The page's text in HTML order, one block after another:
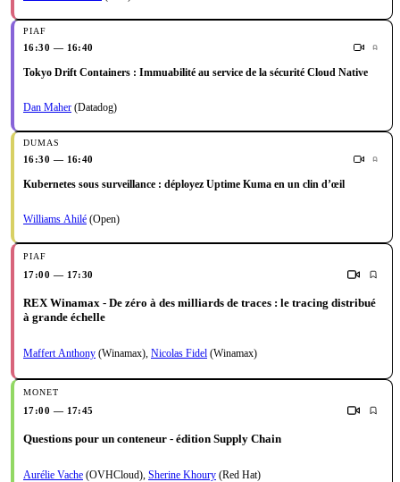
16:30 — 16:40
Tokyo Drift Containers : Immuabilité au service de la sécurité Cloud Native
Dan Maher (Datadog)
16:30 — 16:40
Kubernetes sous surveillance : déployez Uptime Kuma en un clin d’œil
Williams Ahilé (Open)
17:00 — 17:30
REX Winamax - De zéro à des milliards de traces : le tracing distribué
à grande échelle
Maffert Anthony (Winamax), Nicolas Fidel (Winamax)
17:00 — 17:45
Questions pour un conteneur - édition Supply Chain
Aurélie Vache (OVHCloud), Sherine Khoury (Red Hat)